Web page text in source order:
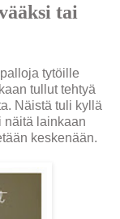
tai
tytöille
tullut tehtyä
Näistä tuli kyllä
näitä lainkaan
keskenään.